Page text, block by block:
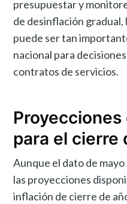
presupuestar y
de desinflación
puede ser tan
nacional para
contratos de servicios.
para el cierre
Aunque el dato de
las proyecciones
inflación de cierre de